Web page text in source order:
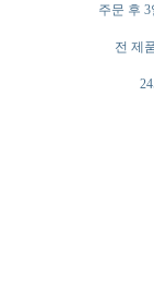
주문 후
전 제